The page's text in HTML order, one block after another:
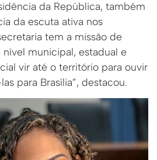
da República, também
da escuta ativa nos
tem a missão de
municipal, estadual e
vir até o território para ouvir
para Brasília”, destacou.